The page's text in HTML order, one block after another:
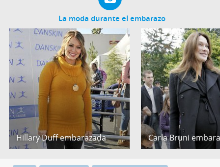
La moda durante el embarazo
Hillary Duff embarazada Carla Bruni